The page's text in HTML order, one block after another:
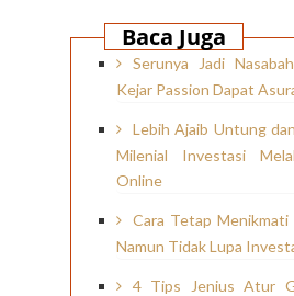
Baca Juga
Serunya Jadi
Kejar Passion Dapat
Lebih Ajaib Untung
Milenial Investasi
Online
Cara Tetap Menikmati
Namun Tidak Lupa
4 Tips Jenius Atur